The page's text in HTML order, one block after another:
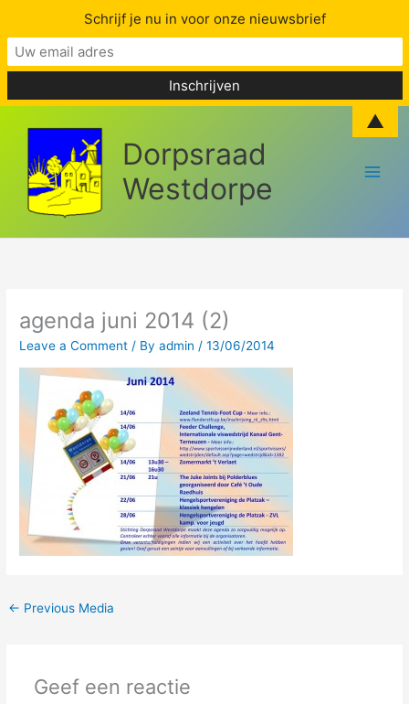
content
Dorpsraad
Westdorpe
agenda juni 2014 (2)
Leave a Comment / Byadmin/13/06/2014
← Previous Media
Geef een reactie
Schrijf je nu in voor onze nieuwsbrief
▲